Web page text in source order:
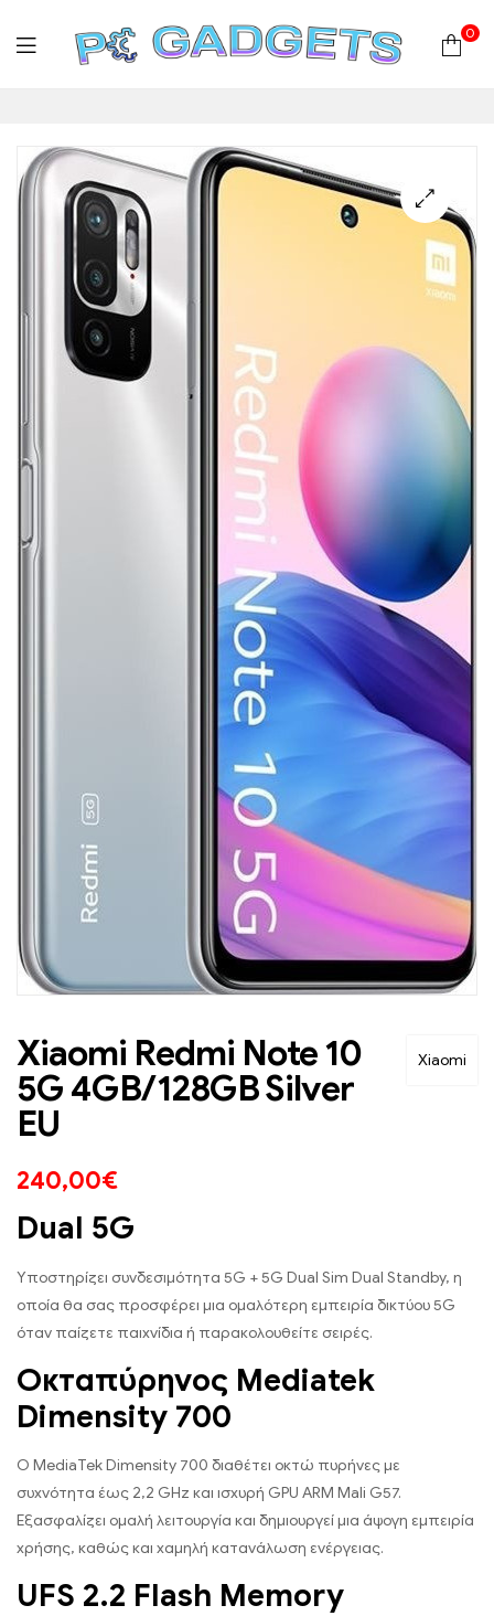
Gadgets
Plus
|
Hardware
|
0
Xiaomi
Xiaomi Redmi Note 10
5G 4GB/128GB Silver
EU
240,00€
Dual 5G
Υποστηρίζει συνδεσιμότητα 5G + 5G Dual Sim Dual Standby, η
οποία θα σας προσφέρει μια ομαλότερη εμπειρία δικτύου 5G
όταν παίζετε παιχνίδια ή παρακολουθείτε σειρές.
Οκταπύρηνος Mediatek
Dimensity 700
O MediaTek Dimensity 700 διαθέτει οκτώ πυρήνες με
συχνότητα έως 2,2 GHz και ισχυρή GPU ARM Mali G57.
Εξασφαλίζει ομαλή λειτουργία και δημιουργεί μια άψογη εμπειρία
χρήσης, καθώς και χαμηλή κατανάλωση ενέργειας.
UFS 2.2 Flash Memory